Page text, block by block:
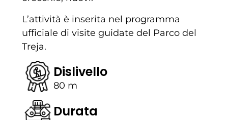
L’attività è inserita nel programma
ufficiale di visite guidate del Parco del
Treja.
Dislivello
80 m
Durata